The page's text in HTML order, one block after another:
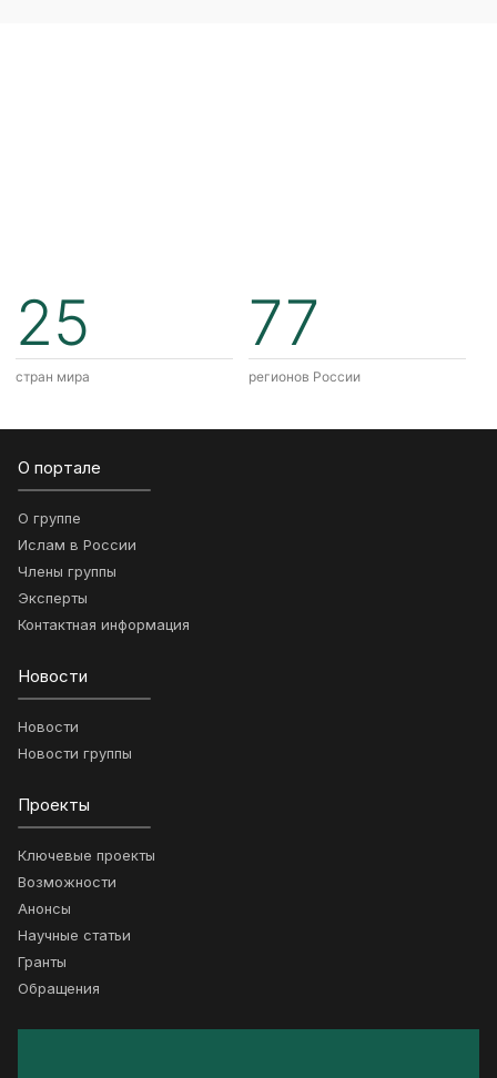
25
стран мира
77
регионов России
О портале
О группе
Ислам в России
Члены группы
Эксперты
Контактная информация
Новости
Новости
Новости группы
Проекты
Ключевые проекты
Возможности
Анонсы
Научные статьи
Гранты
Обращения